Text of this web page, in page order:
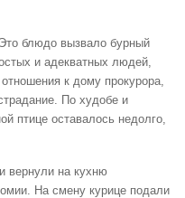
блюдо вызвало бурный
и адекватных людей,
к дому прокурора,
По худобе и
птице оставалось недолго,
вернули на кухню
На смену курице подали